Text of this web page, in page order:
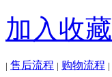
加入收藏
| 售后流程 | 购物流程 |